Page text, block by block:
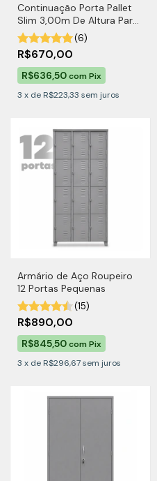
Continuação Porta Pallet
Slim 3,00m De Altura Para
250kg por Nível Com MDF
(6)
R$670,00
R$636,50comPix
3 x de R$223,33 sem juros
Armário de Aço Roupeiro
12 Portas Pequenas
(15)
R$890,00
R$845,50comPix
3 x de R$296,67sem juros